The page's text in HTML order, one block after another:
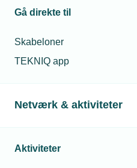
Gå direkte til
Skabeloner
TEKNIQ app
Netværk & aktiviteter
Aktiviteter
Silkeborg spåntagning
Silkeborg Spåntagning
Spåntagning har leveret til